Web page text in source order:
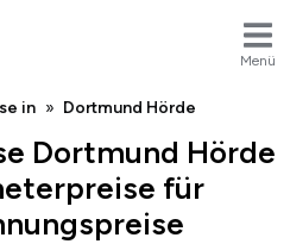
Menü
in Dortmund Hörde
Dortmund Hörde
für